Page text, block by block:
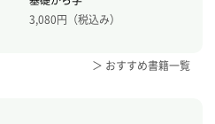
3,080円（税込み）
＞ おすすめ書籍一覧